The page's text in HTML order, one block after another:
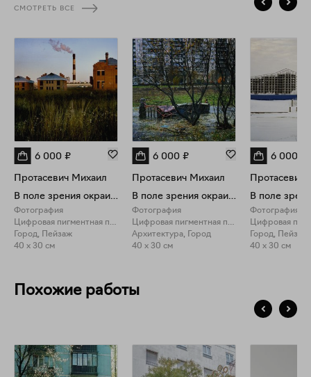
СМОТРЕТЬ ВСЕ
6 000 ₽
Протасевич Михаил
В поле зрения окраин VII. 30х40
Фотография
Цифровая пигментная печать
Город, Пейзаж
40 x 30 см
6 000 ₽
Протасевич Михаил
В поле зрения окраин X. 30х40
Фотография
Цифровая пигментная печать
Архитектура, Город
40 x 30 см
6 000
Протасевич
Фотография
Город, Пейзаж
40 x 30 см
Похожие работы